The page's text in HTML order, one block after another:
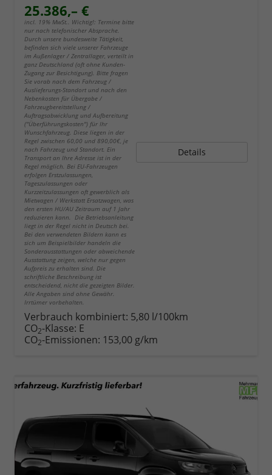
25.386,– €
incl. 19% MwSt.. Wichtig!: Termine bitte
nur nach telefonischer Absprache.
Durch unsere bundesweite Tätigkeit,
befinden sich viele unserer Fahrzeuge
im Außenlager / Zentrallager, verteilt in
ganz Deutschland (oft ohne Kunden-
Zugang zur Besichtigung). Bitte fragen
Sie vorab nach dem Fahrzeug /
Auslieferungs-Standort und nach den
Nebenkosten für Übergabe /
Fahrzeugbereitstellung /
Auftragsabwicklung und Aufbereitung
("Überführungskosten") für Ihr
Wunschfahrzeug. Diese liegen in der
Regel zwischen 60,00 und 890,00€, je
nach Fahrzeug und Standort. Ein
Transport an Ihre Adresse ist in der
Regel möglich. Bei EU-Fahrzeugen
erfolgen Erstzulassungen,
Tageszulassungen oder
Kurzzeitzulassungen oft gewerblich als
Mietwagen / Werkstatt Ersatzwagen, was
den ersten HU/AU Zeitraum auf 1 Jahr
reduzieren kann. Die Betriebsanleitung
liegt in der Regel nicht in Deutsch bei.
Bei den verwendeten Bildern kann es
sich um Beispielbilder handeln die
Sonderausstattungen oder abweichende
Ausstattung zeigen, welche nur gegen
Aufpreis zu erhalten sind. Die
schriftliche Beschreibung ist
entscheidend, nicht die gezeigten Bilder.
Alle Angaben sind ohne Gewähr.
Irrtümer vorbehalten.
Details
Verbrauch kombiniert: 5,80 l/100km
CO2-Klasse: E
CO2-Emissionen: 153,00 g/km